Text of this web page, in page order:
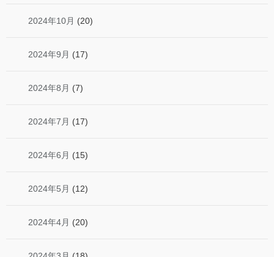
2024年10月 (20)
2024年9月 (17)
2024年8月 (7)
2024年7月 (17)
2024年6月 (15)
2024年5月 (12)
2024年4月 (20)